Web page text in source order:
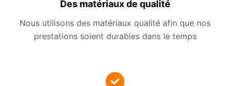
Des matériaux de qualité
Nous utilisons des matériaux qualité afin que nos
prestations soient durables dans le temps